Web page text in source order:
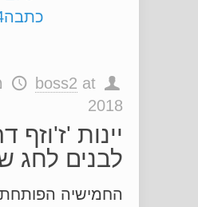
boss2 at
2018
יינות 'ז'וזף
לבנים לחג
החמישיה הפותחת